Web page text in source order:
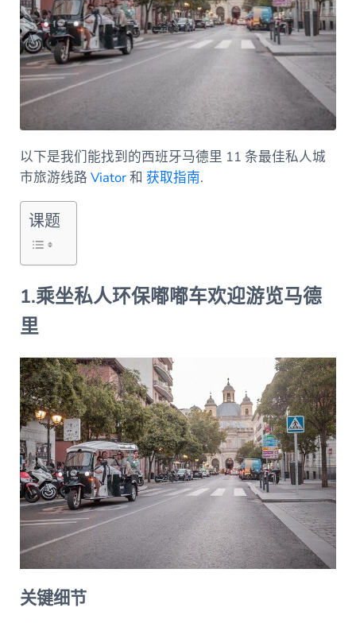
以下是我们能找到的西班牙马德里 11 条最佳私人城
市旅游线路 Viator和 获取指南.
课题
1.乘坐私人环保嘟嘟车欢迎游览马德
里
关键细节